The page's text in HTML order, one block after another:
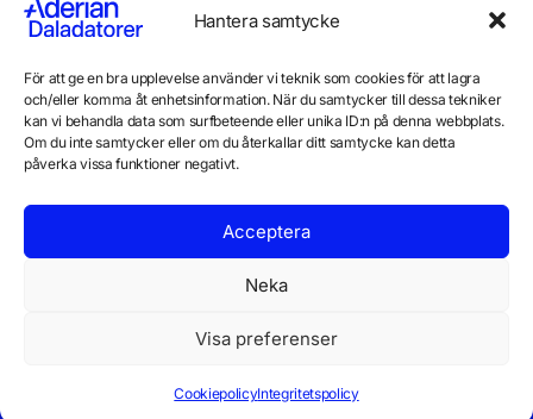
Hantera samtycke
För att ge en bra upplevelse använder vi teknik som cookies för att lagra
och/eller komma åt enhetsinformation. När du samtycker till dessa tekniker
kan vi behandla data som surfbeteende eller unika ID:n på denna webbplats.
Om du inte samtycker eller om du återkallar ditt samtycke kan detta
påverka vissa funktioner negativt.
Acceptera
Neka
Visa preferenser
CookiepolicyIntegritetspolicy
aladator
er.se
Driftinf
o
© 2026 Daladatorer AB
Cookiepolicy